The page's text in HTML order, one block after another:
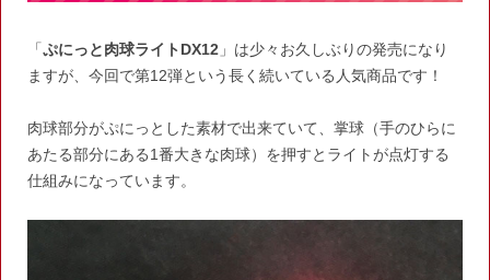
「ぷにっと肉球ライトDX12 」は少々お久しぶりの発売になり
ますが、今回で第12弾という長く続いている人気商品です！
肉球部分がぷにっとした素材で出来ていて、掌球（手のひらに
あたる部分にある1番大きな肉球）を押すとライトが点灯する
仕組みになっています。